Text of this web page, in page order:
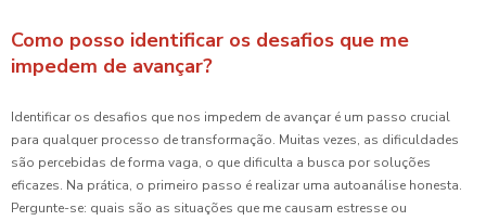
Como posso identificar os desafios que me
impedem de avançar?
Identificar os desafios que nos impedem de avançar é um passo crucial
para qualquer processo de transformação. Muitas vezes, as dificuldades
são percebidas de forma vaga, o que dificulta a busca por soluções
eficazes. Na prática, o primeiro passo é realizar uma autoanálise honesta.
Pergunte-se: quais são as situações que me causam estresse ou